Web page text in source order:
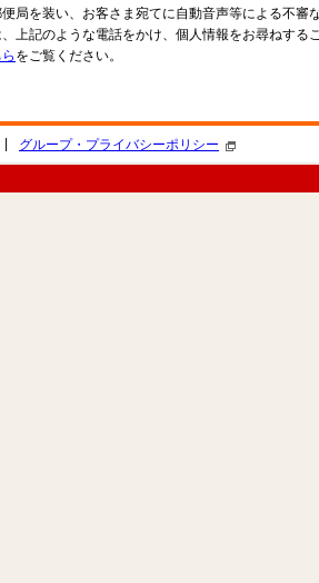
便局を装い、お客さま宛てに自動音声等による不審
、上記のような電話をかけ、個人情報をお尋ねする
をご覧ください。
グループ・プライバシーポリシー